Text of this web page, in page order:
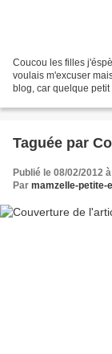
Coucou les filles
voulais m'excuser
blog, car quelque
Taguée par
Publié le 08/02/2012
Par mamzelle-petite-